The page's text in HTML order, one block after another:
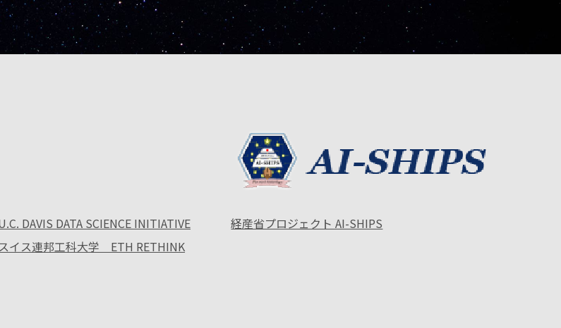
DAVIS DATA SCIENCE INITIATIVE
スイス連邦工科大学 ETH RETHINK
経産省プロジェクト AI-SHIPS